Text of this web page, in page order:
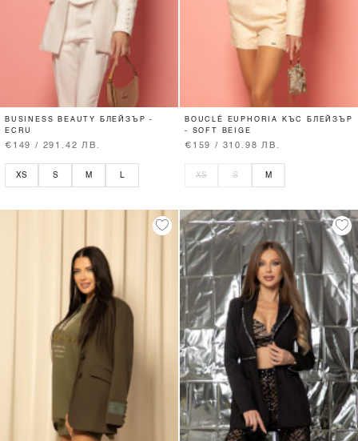
BUSINESS BEAUTY БЛЕЙЗЪР -
ECRU
€149 / 291.42 ЛВ.
XS S M
BOUCLÉ EUPHORIA КЪС БЛЕЙЗЪР
- SOFT BEIGE
€159 / 310.98 ЛВ.
XS S M